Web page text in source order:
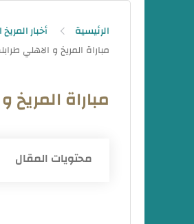
الرئيسية أخبار
مباراة
محتويات المقال